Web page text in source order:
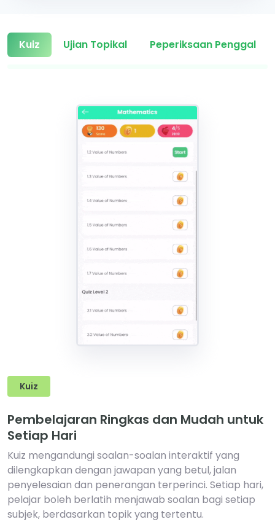
Kuiz Ujian Topikal Peperiksaan Penggal
Kuiz
Pembelajaran Ringkas dan Mudah untuk
Setiap Hari
Kuiz mengandungi soalan-soalan interaktif yang
dilengkapkan dengan jawapan yang betul, jalan
penyelesaian dan penerangan terperinci. Setiap hari,
pelajar boleh berlatih menjawab soalan bagi setiap
subjek, berdasarkan topik yang tertentu.